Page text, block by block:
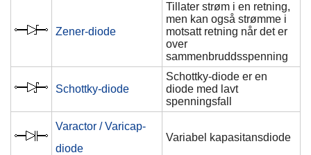
Zener-diode
Tillater strøm i en retning,
men kan også strømme i
motsatt retning når det er
over
sammenbruddsspenning
Schottky-diode
Schottky-diode er en
diode med lavt
spenningsfall
Varactor / Varicap-
diode
Variabel kapasitansdiode